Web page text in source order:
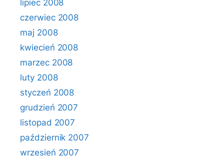
lipiec 2008
czerwiec 2008
maj 2008
kwiecień 2008
marzec 2008
luty 2008
styczeń 2008
grudzień 2007
listopad 2007
październik 2007
wrzesień 2007